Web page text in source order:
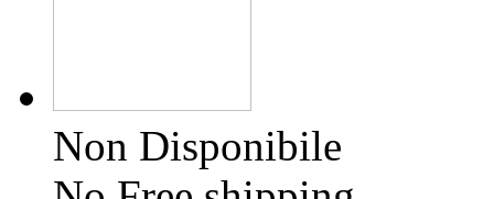
Non Disponibile